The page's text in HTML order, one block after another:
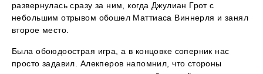
развернулась сразу за ним, когда Джулиан Грот с
небольшим отрывом обошел Маттиаса Виннерля и занял
второе место.
Была обоюдоострая игра, а в концовке соперник нас
просто задавил. Алекперов напомнил, что стороны